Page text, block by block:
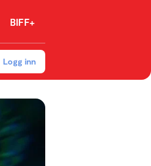
BIFF+
Logg inn